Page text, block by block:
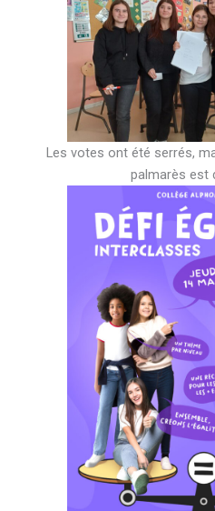
Les votes ont été serrés,
palmarès est